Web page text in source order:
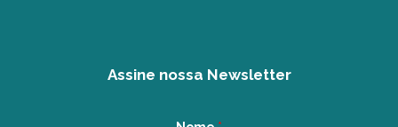
Assine nossa Newsletter